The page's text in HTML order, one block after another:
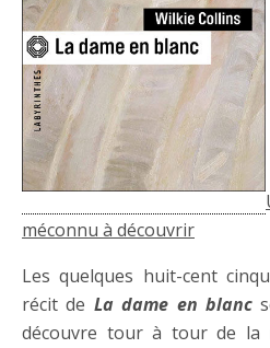
méconnu à découvrir
Les quelques huit-cent
récit de La dame en blanc
découvre tour à tour de la